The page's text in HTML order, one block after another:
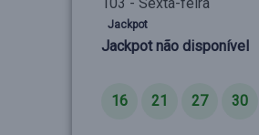
Jackpot
Jackpot não disponível
16 21 27 30